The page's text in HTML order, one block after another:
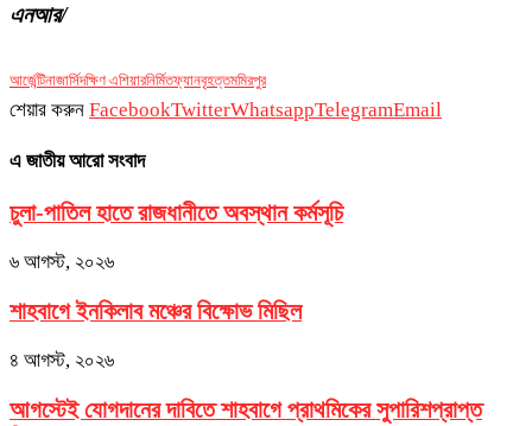
এনআর/
আর্জেন্টিনাজার্সিদক্ষিণ এশিয়ারনির্মিতফ্যানবৃহত্তমমিরপুর
শেয়ার করুন FacebookTwitterWhatsappTelegramEmail
এ জাতীয় আরো সংবাদ
চুলা-পাতিল হাতে রাজধানীতে অবস্থান কর্মসূচি
৬ আগস্ট, ২০২৬
শাহবাগে ইনকিলাব মঞ্চের বিক্ষোভ মিছিল
৪ আগস্ট, ২০২৬
আগস্টেই যোগদানের দাবিতে শাহবাগে প্রাথমিকের সুপারিশপ্রাপ্ত